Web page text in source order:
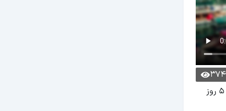
374
این ویدیو و اینفوگرافی به معرفی کلی تور آنتالیا می‌پردازد. برای کسب اطلاعات دقیق‌تر و تخصصی‌تر درباره‌ی تور آنتالیا 4 شب و 5 روز